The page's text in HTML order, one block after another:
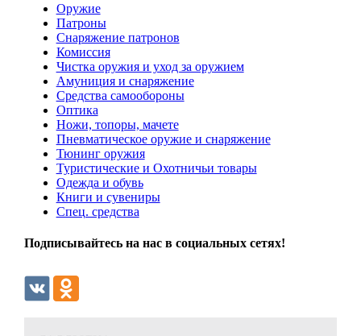
Оружие
Патроны
Снаряжение патронов
Комиссия
Чистка оружия и уход за оружием
Амуниция и снаряжение
Средства самообороны
Оптика
Ножи, топоры, мачете
Пневматическое оружие и снаряжение
Тюнинг оружия
Туристические и Охотничьи товары
Одежда и обувь
Книги и сувениры
Спец. средства
Подписывайтесь на нас в социальных сетях!